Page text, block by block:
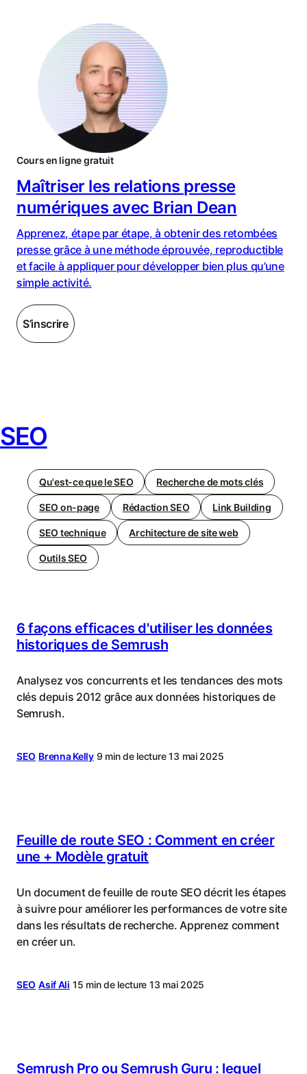
Cours en ligne gratuit
Maîtriser les relations presse
numériques avec Brian Dean
Apprenez, étape par étape, à obtenir des retombées
presse grâce à une méthode éprouvée, reproductible
et facile à appliquer pour développer bien plus qu’une
simple activité.
S’inscrire
SEO
Qu'est-ce que le SEO Recherche de mots clés
SEO on-page Rédaction SEO Link Building
SEO technique Architecture de site web
Outils SEO
6 façons efficaces d'utiliser les données
historiques de Semrush
Analysez vos concurrents et les tendances des mots
clés depuis 2012 grâce aux données historiques de
Semrush.
SEO Brenna Kelly 9 min de lecture 13 mai 2025
Feuille de route SEO : Comment en créer
une + Modèle gratuit
Un document de feuille de route SEO décrit les étapes
à suivre pour améliorer les performances de votre site
dans les résultats de recherche. Apprenez comment
en créer un.
SEO Asif Ali 15 min de lecture 13 mai 2025
Semrush Pro ou Semrush Guru : lequel